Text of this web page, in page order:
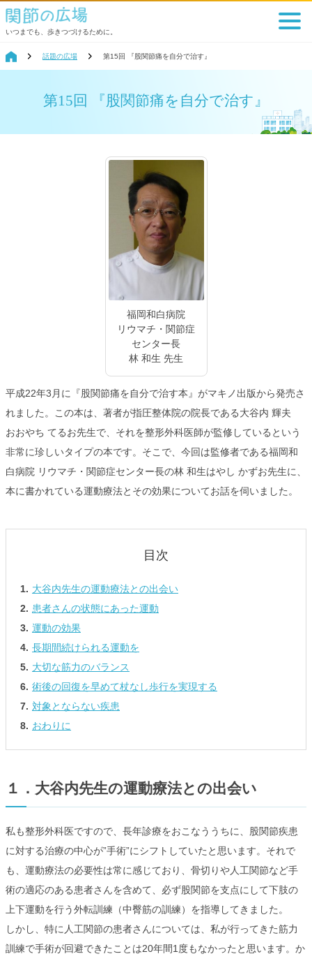
いつまでも、歩きつづけるために。
話題の広場 第15回 『股関節痛を自分で治す』
第15回 『股関節痛を自分で治す』
福岡和白病院
リウマチ・関節症
センター長
林 和生 先生
平成22年3月に『股関節痛を自分で治す本』がマキノ出版から発売さ
れました。この本は、著者が指圧整体院の院長である大谷内 輝夫
おおやち てるお先生で、それを整形外科医師が監修しているという
非常に珍しいタイプの本です。そこで、今回は監修者である福岡和
白病院 リウマチ・関節症センター長の林 和生はやし かずお先生に、
本に書かれている運動療法とその効果についてお話を伺いました。
大谷内先生の運動療法との出会い
患者さんの状態にあった運動
運動の効果
長期間続けられる運動を
大切な筋力のバランス
術後の回復を早めて杖なし歩行を実現する
対象とならない疾患
おわりに
１．大谷内先生の運動療法との出会い
私も整形外科医ですので、長年診療をおこなううちに、股関節疾患
に対する治療の中心が”手術”にシフトしていたと思います。それで
も、運動療法の必要性は常に感じており、骨切りや人工関節など手
術の適応のある患者さんを含めて、必ず股関節を支点にして下肢の
上下運動を行う外転訓練（中臀筋の訓練）を指導してきました。
しかし、特に人工関節の患者さんについては、私が行ってきた筋力
訓練で手術が回避できたことは20年間1度もなかったと思います。か